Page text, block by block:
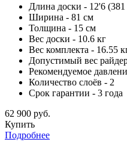
Длина доски - 12'6
Ширина - 81 см
Толщина - 15 см
Вес доски - 10.6 кг
Вес комплекта - 16.55
Допустимый вес
Рекомендуемое
Количество слоёв - 2
Срок гарантии - 3 года
62 900 руб.
Купить
Подробнее